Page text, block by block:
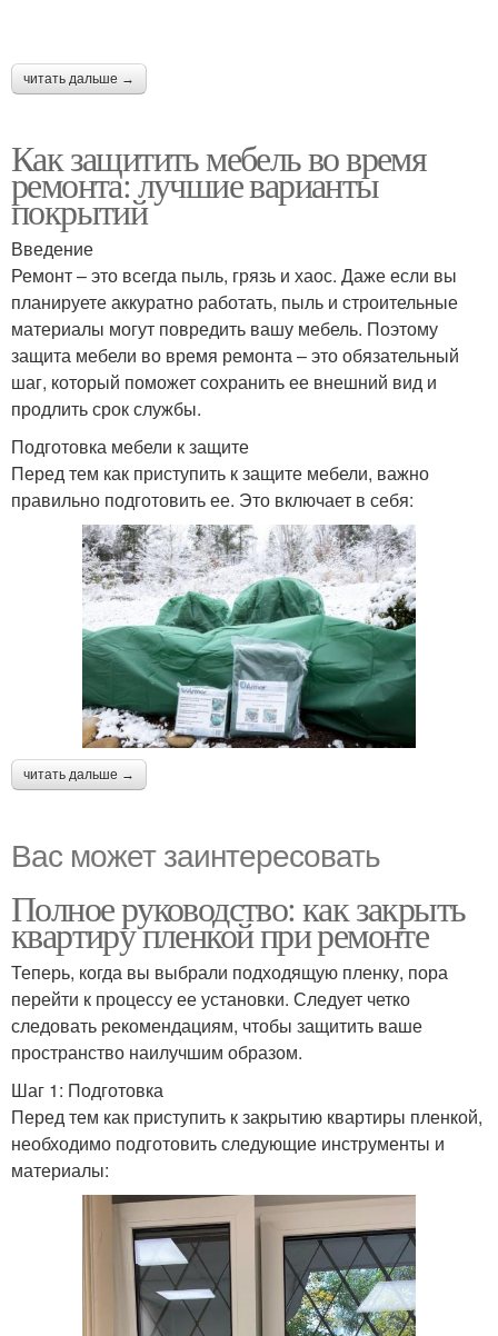
читать дальше →
Как защитить мебель во время
ремонта: лучшие варианты
покрытий
Введение
Ремонт – это всегда пыль, грязь и хаос. Даже если вы
планируете аккуратно работать, пыль и строительные
материалы могут повредить вашу мебель. Поэтому
защита мебели во время ремонта – это обязательный
шаг, который поможет сохранить ее внешний вид и
продлить срок службы.
Подготовка мебели к защите
Перед тем как приступить к защите мебели, важно
правильно подготовить ее. Это включает в себя:
читать дальше →
Вас может заинтересовать
Полное руководство: как закрыть
квартиру пленкой при ремонте
Теперь, когда вы выбрали подходящую пленку, пора
перейти к процессу ее установки. Следует четко
следовать рекомендациям, чтобы защитить ваше
пространство наилучшим образом.
Шаг 1: Подготовка
Перед тем как приступить к закрытию квартиры пленкой,
необходимо подготовить следующие инструменты и
материалы: